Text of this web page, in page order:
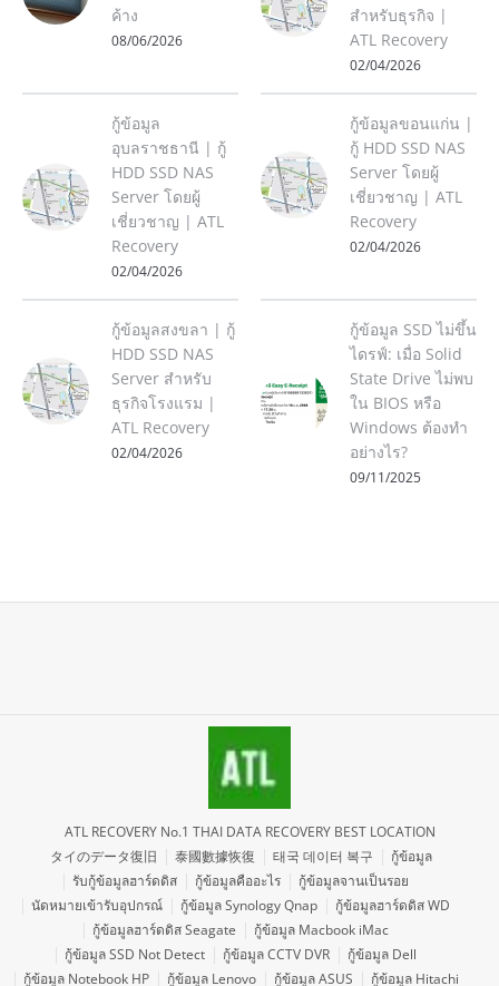
ค้าง
08/06/2026
สำหรับธุรกิจ |
ATL Recovery
02/04/2026
กู้ข้อมูล
อุบลราชธานี | กู้
HDD SSD NAS
Server โดยผู้
เชี่ยวชาญ | ATL
Recovery
02/04/2026
กู้ข้อมูลขอนแก่น |
กู้ HDD SSD NAS
Server โดยผู้
เชี่ยวชาญ | ATL
Recovery
02/04/2026
กู้ข้อมูลสงขลา | กู้
HDD SSD NAS
Server สำหรับ
ธุรกิจโรงแรม |
ATL Recovery
02/04/2026
กู้ข้อมูล SSD ไม่ขึ้น
ไดรฟ์: เมื่อ Solid
State Drive ไม่พบ
ใน BIOS หรือ
Windows ต้องทำ
อย่างไร?
09/11/2025
ATL RECOVERY No.1 THAI DATA RECOVERY BEST LOCATION
タイのデータ復旧
泰國數據恢復 태국 데이터 복구
กู้ข้อมูล
รับกู้ข้อมูลฮาร์ดดิส
กู้ข้อมูลคืออะไร
กู้ข้อมูลจานเป็นรอย
นัดหมายเข้ารับอุปกรณ์
กู้ข้อมูล Synology Qnap
กู้ข้อมูลฮาร์ดดิส WD
กู้ข้อมูลฮาร์ดดิส Seagate
กู้ข้อมูล Macbook iMac
กู้ข้อมูล SSD Not Detect
กู้ข้อมูล CCTV DVR
กู้ข้อมูล Dell
กู้ข้อมูล Notebook HP
กู้ข้อมูล Lenovo กู้ข้อมูล ASUS กู้ข้อมูล Hitachi